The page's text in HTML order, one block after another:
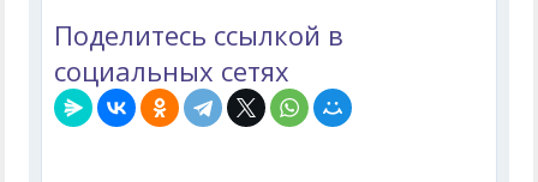
Поделитесь ссылкой в
социальных сетях